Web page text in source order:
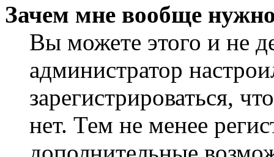
Зачем мне вообще
Вы можете этого и не
администратор
зарегистрироваться,
нет. Тем не менее